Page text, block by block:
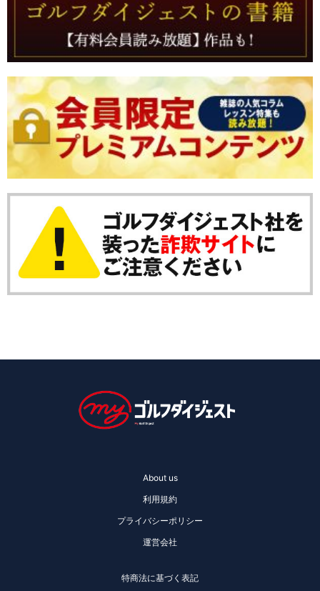
About us
利用規約
プライバシーポリシー
運営会社
特商法に基づく表記